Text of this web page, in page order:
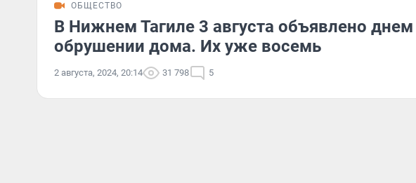
ОБЩЕСТВО
В Нижнем Тагиле 3 августа объявлено
обрушении дома. Их уже восемь
2 августа, 2024, 20:14 31 798 5